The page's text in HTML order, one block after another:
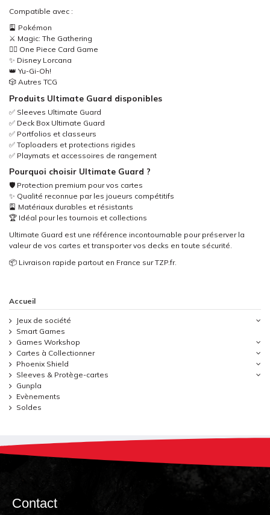
Compatible avec :
🎴 Pokémon
⚔️ Magic: The Gathering
🏴‍☠️ One Piece Card Game
✨ Disney Lorcana
👑 Yu-Gi-Oh!
🎲 Autres TCG
Produits Ultimate Guard disponibles
✅ Sleeves Ultimate Guard
✅ Deck Box Ultimate Guard
✅ Portfolios et classeurs
✅ Toploaders et protections rigides
✅ Playmats et accessoires de rangement
Pourquoi choisir Ultimate Guard ?
🛡️ Protection premium pour vos cartes
✨ Qualité reconnue par les joueurs compétitifs
🎴 Matériaux durables et résistants
🏆 Idéal pour les tournois et collections
Ultimate Guard est une référence incontournable pour préserver la
valeur de vos cartes et transporter vos decks en toute sécurité.
📦 Livraison rapide partout en France sur TZP.fr.
Accueil
Jeux de société
Smart Games
Games Workshop
Cartes à Collectionner
Phoenix Shield
Sleeves & Protège-cartes
Gunpla
Evènements
Soldes
Contact